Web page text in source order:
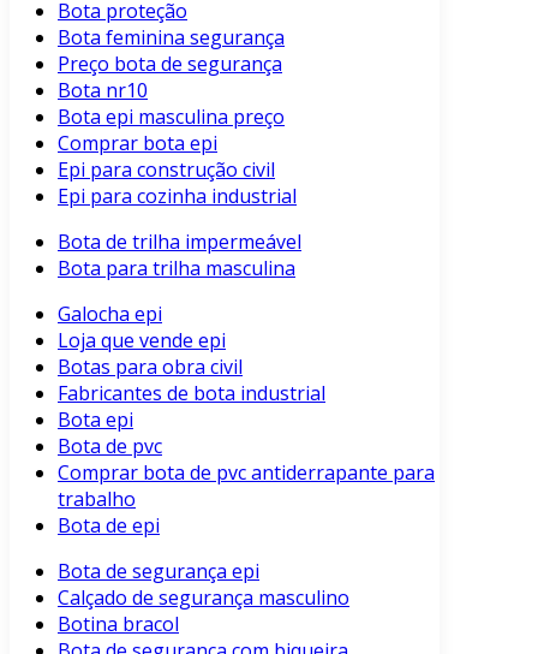
Bota proteção
Bota feminina segurança
Preço bota de segurança
Bota nr10
Bota epi masculina preço
Comprar bota epi
Epi para construção civil
Epi para cozinha industrial
Bota de trilha impermeável
Bota para trilha masculina
Galocha epi
Loja que vende epi
Botas para obra civil
Fabricantes de bota industrial
Bota epi
Bota de pvc
Comprar bota de pvc antiderrapante para
trabalho
Bota de epi
Bota de segurança epi
Calçado de segurança masculino
Botina bracol